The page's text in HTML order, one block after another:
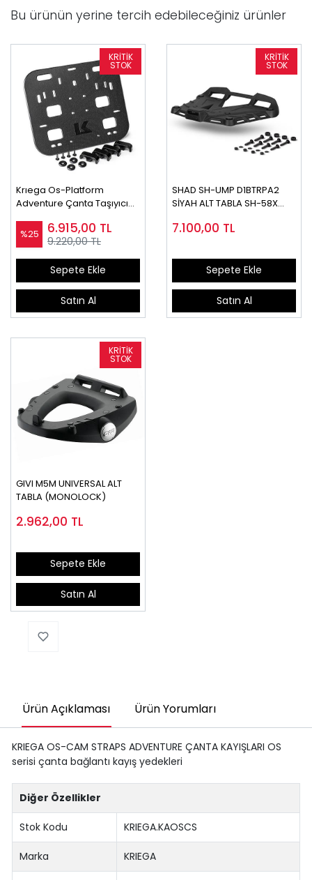
Bu ürünün yerine tercih edebileceğiniz ürünler
Krıega Os-Platform
Adventure Çanta Taşıyıcı
%25
6.915,00 TL
9.220,00 TL
Sepete Ekle
Satın Al
SHAD SH-UMP D1BTRPA2
SİYAH ALT TABLA SH-58X
7.100,00 TL
Sepete Ekle
Satın Al
GIVI M5M UNIVERSAL ALT
TABLA (MONOLOCK)
2.962,00 TL
Sepete Ekle
Satın Al
Ürün Açıklaması Ürün Yorumları
KRIEGA OS-CAM STRAPS ADVENTURE ÇANTA KAYIŞLARI OS
serisi çanta bağlantı kayış yedekleri
Diğer Özellikler
Stok Kodu KRIEGA.KAOSCS
Marka KRIEGA